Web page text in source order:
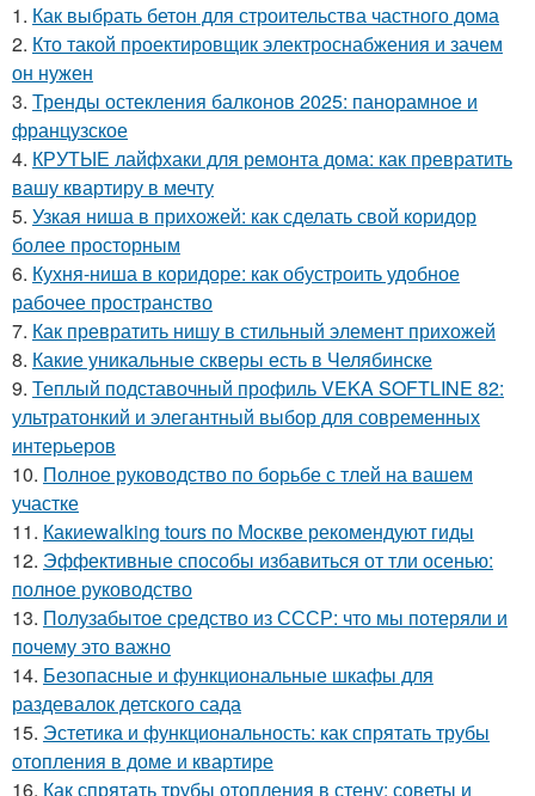
1. Как выбрать бетон для строительства частного дома
2. Кто такой проектировщик электроснабжения и зачем
он нужен
3. Тренды остекления балконов 2025: панорамное и
французское
4. КРУТЫЕ лайфхаки для ремонта дома: как превратить
вашу квартиру в мечту
5. Узкая ниша в прихожей: как сделать свой коридор
более просторным
6. Кухня-ниша в коридоре: как обустроить удобное
рабочее пространство
7. Как превратить нишу в стильный элемент прихожей
8. Какие уникальные скверы есть в Челябинске
9. Теплый подставочный профиль VEKA SOFTLINE 82:
ультратонкий и элегантный выбор для современных
интерьеров
10. Полное руководство по борьбе с тлей на вашем
участке
11. Какиеwalking tours по Москве рекомендуют гиды
12. Эффективные способы избавиться от тли осенью:
полное руководство
13. Полузабытое средство из СССР: что мы потеряли и
почему это важно
14. Безопасные и функциональные шкафы для
раздевалок детского сада
15. Эстетика и функциональность: как спрятать трубы
отопления в доме и квартире
16. Как спрятать трубы отопления в стену: советы и